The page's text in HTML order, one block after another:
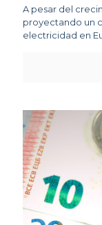
A pesar del
proyectando un
electricidad en